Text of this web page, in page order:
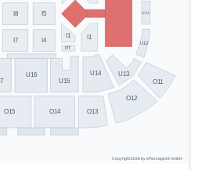
O15 O14 O13
O12
O11
U16
U15
U14 U13
U12
U11
I7
I5
I4 I1
I1
RT
I8
Copyright 2026 by ePassage24 GmbH